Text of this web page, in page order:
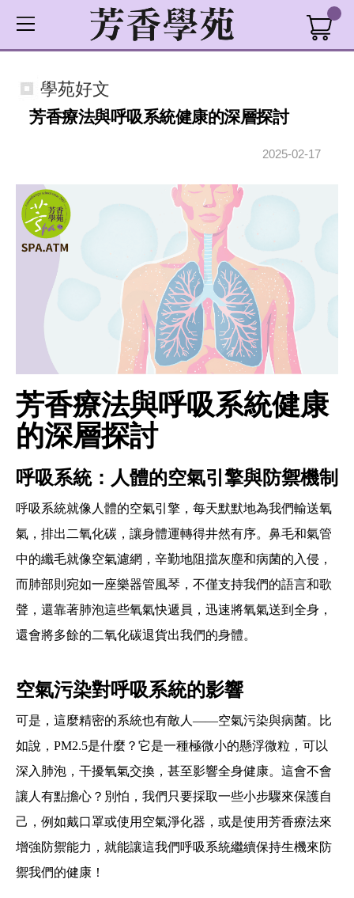
學苑好文
芳香療法與呼吸系統健康的深層探討
2025-02-17
芳香療法與呼吸系統健康
的深層探討
呼吸系統：人體的空氣引擎與防禦機制
呼吸系統就像人體的空氣引擎，每天默默地為我們輸送氧
氣，排出二氧化碳，讓身體運轉得井然有序。鼻毛和氣管
中的纖毛就像空氣濾網，辛勤地阻擋灰塵和病菌的入侵，
而肺部則宛如一座樂器管風琴，不僅支持我們的語言和歌
聲，還靠著肺泡這些氧氣快遞員，迅速將氧氣送到全身，
還會將多餘的二氧化碳退貨出我們的身體。
空氣污染對呼吸系統的影響
可是，這麼精密的系統也有敵人——空氣污染與病菌。比
如說，PM2.5是什麼？它是一種極微小的懸浮微粒，可以
深入肺泡，干擾氧氣交換，甚至影響全身健康。這會不會
讓人有點擔心？別怕，我們只要採取一些小步驟來保護自
己，例如戴口罩或使用空氣淨化器，或是使用芳香療法來
增強防禦能力，就能讓這我們呼吸系統繼續保持生機來防
禦我們的健康！